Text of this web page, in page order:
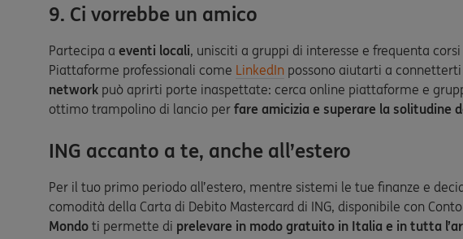
9. Ci vorrebbe un amico
Partecipa a eventi locali, unisciti a gruppi di interesse e frequenta
Piattaforme professionali come LinkedIn possono aiutarti a
network può aprirti porte inaspettate: cerca online piattaforme e
ottimo trampolino di lancio per fare amicizia e superare la solitudine
ING accanto a te, anche all’estero
Per il tuo primo periodo all’estero, mentre sistemi le tue finanze e
comodità della Carta di Debito Mastercard di ING, disponibile con
Mondo ti permette di prelevare in modo gratuito in Italia e in tutta